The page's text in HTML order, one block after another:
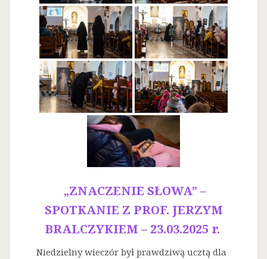
„ZNACZENIE SŁOWA” –
SPOTKANIE Z PROF. JERZYM
BRALCZYKIEM – 23.03.2025 r.
Niedzielny wieczór był prawdziwą ucztą dla